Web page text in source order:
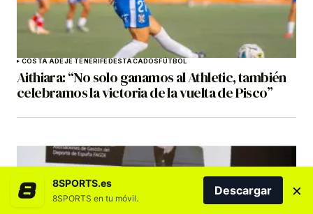
COSTA ADEJE TENERIFEDESTACADOSFÚTBOL
Aithiara: “No solo ganamos al Athletic, también
celebramos la victoria de la vuelta de Pisco”
8SPORTS.es
8SPORTS en tu móvil.
Descargar ×